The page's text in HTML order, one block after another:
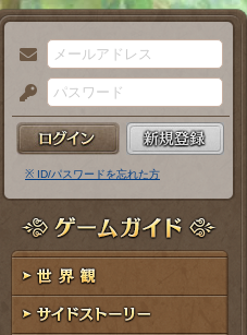
メ
ー
ル
ア
ド
レ
ス
パ
ス
ー
ド
※ ID/パスワードを忘れた方
ゲームガイド
世界観